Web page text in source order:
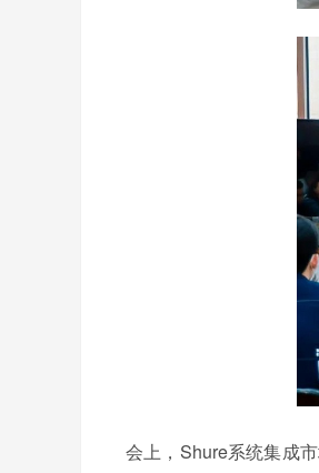
会上，Shure系统集成